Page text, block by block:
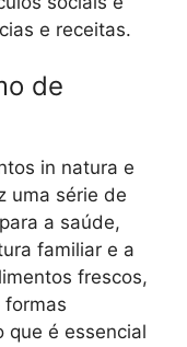
e receitas.
de
in natura e
uma série de
a saúde,
familiar e a
frescos,
que é essencial